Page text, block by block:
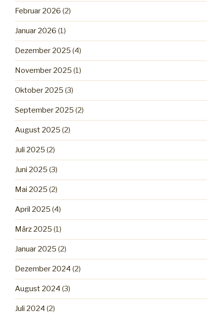
Februar 2026 (2)
Januar 2026 (1)
Dezember 2025 (4)
November 2025 (1)
Oktober 2025 (3)
September 2025 (2)
August 2025 (2)
Juli 2025 (2)
Juni 2025 (3)
Mai 2025 (2)
April 2025 (4)
März 2025 (1)
Januar 2025 (2)
Dezember 2024 (2)
August 2024 (3)
Juli 2024 (2)